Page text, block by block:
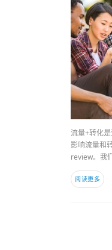
流量+转化
影响流量和
review。我
阅读更多